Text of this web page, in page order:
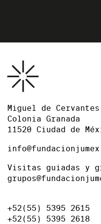
Miguel de
Colonia Granada
11520 Ciudad de
Visitas guiadas y
+52(55) 5395 2615
+52(55) 5395 2618